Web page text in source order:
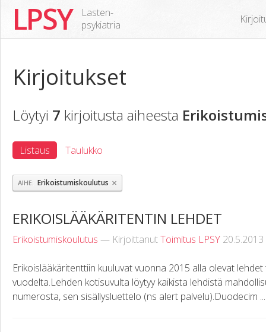
LPSY
Lasten-
psykiatria
Kirjoitukset
Löytyi 7 kirjoitusta aiheesta
Listaus Taulukko
AIHE Erikoistumiskoulutus ×
ERIKOISLÄÄKÄRITENTIN LEHDET
Erikoistumiskoulutus — KirjoittanutToimitus LPSY 20.5.2013
Erikoislääkäritenttiin kuuluvat vuonna 2015 alla olevat
vuodelta.Lehden kotisuvulta löytyy kaikista lehdistä
numerosta, sen sisällysluettelo (ns alert palvelu).Duodecim ...